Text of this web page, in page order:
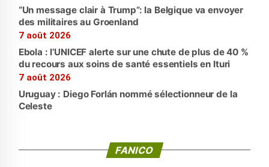
“Un message clair à Trump”: la Belgique va envoyer
des militaires au Groenland
7 août 2026
Ebola : l’UNICEF alerte sur une chute de plus de 40 %
du recours aux soins de santé essentiels en Ituri
7 août 2026
Uruguay : Diego Forlán nommé sélectionneur de la
Celeste
FANICO